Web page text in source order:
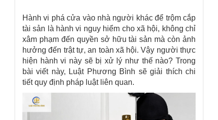
Hành vi phá cửa vào nhà người khác để trộm cắp
tài sản là hành vi nguy hiểm cho xã hội, không chỉ
xâm phạm đến quyền sở hữu tài sản mà còn ảnh
hưởng đến trật tự, an toàn xã hội. Vậy người thực
hiện hành vi này sẽ bị xử lý như thế nào? Trong
bài viết này, Luật Phương Bình sẽ giải thích chi
tiết quy định pháp luật liên quan.